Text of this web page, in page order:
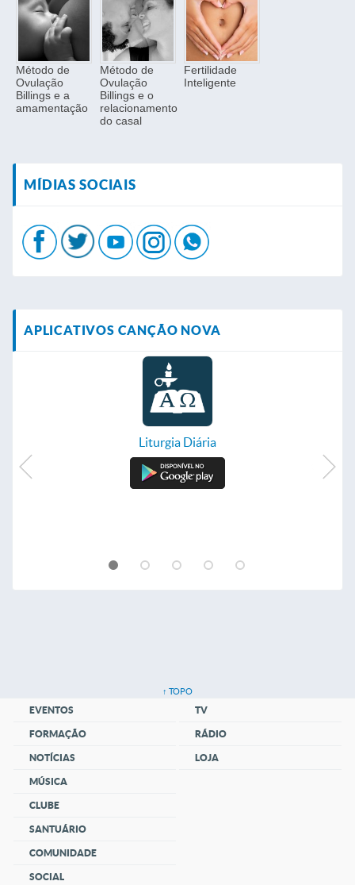
Método de
Ovulação
Billings e a
amamentação
Método de
Ovulação
Billings e o
relacionamento
do casal
Fertilidade
Inteligente
MÍDIAS SOCIAIS
APLICATIVOS CANÇÃO NOVA
Liturgia Diária
↑ TOPO
EVENTOS
FORMAÇÃO
NOTÍCIAS
MÚSICA
CLUBE
SANTUÁRIO
COMUNIDADE
SOCIAL
TV
RÁDIO
LOJA